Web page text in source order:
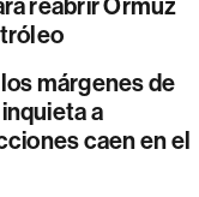
reabrir Ormuz
márgenes de
a
caen en el